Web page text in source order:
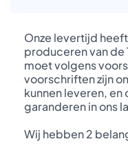
Onze levertijd
produceren van de
moet volgens
voorschriften zijn
kunnen leveren,
garanderen in ons
Wij hebben 2